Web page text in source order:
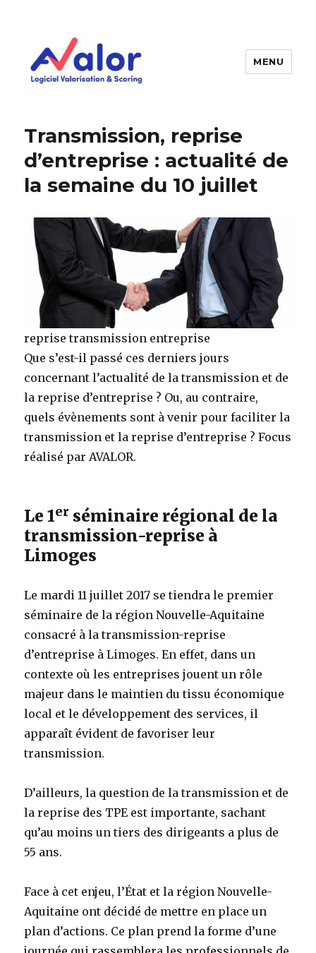
et fonds de commerce
MENU
Transmission, reprise
d’entreprise : actualité de
la semaine du 10 juillet
reprise transmission entreprise
Que s’est-il passé ces derniers jours
concernant l’actualité de la transmission et de
la reprise d’entreprise ? Ou, au contraire,
quels évènements sont à venir pour faciliter la
transmission et la reprise d’entreprise ? Focus
réalisé par AVALOR.
Le 1er séminaire régional de la
transmission-reprise à
Limoges
Le mardi 11 juillet 2017 se tiendra le premier
séminaire de la région Nouvelle-Aquitaine
consacré à la transmission-reprise
d’entreprise à Limoges. En effet, dans un
contexte où les entreprises jouent un rôle
majeur dans le maintien du tissu économique
local et le développement des services, il
apparaît évident de favoriser leur
transmission.
D’ailleurs, la question de la transmission et de
la reprise des TPE est importante, sachant
qu’au moins un tiers des dirigeants a plus de
55 ans.
Face à cet enjeu, l’État et la région Nouvelle-
Aquitaine ont décidé de mettre en place un
plan d’actions. Ce plan prend la forme d’une